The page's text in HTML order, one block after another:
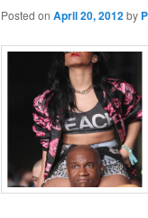
Posted onApril 20, 2012 by